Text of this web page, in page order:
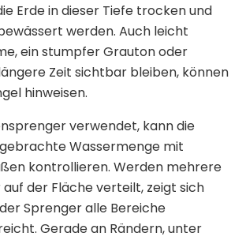
Erde in dieser Tiefe trocken und
werden. Auch leicht
ein stumpfer Grauton oder
Zeit sichtbar bleiben, können
hinweisen.
verwendet, kann die
Wassermenge mit
kontrollieren. Werden mehrere
der Fläche verteilt, zeigt sich
Sprenger alle Bereiche
Gerade an Rändern, unter